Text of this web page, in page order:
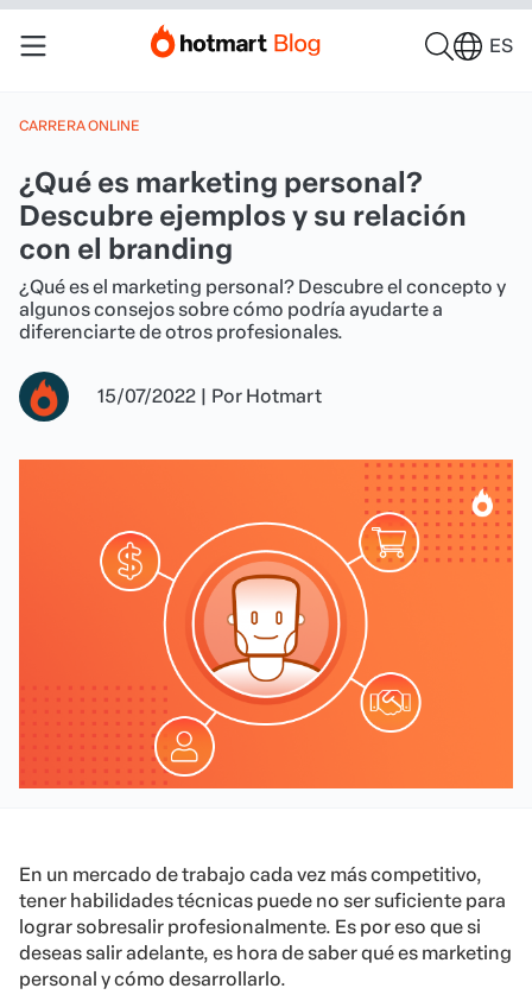
ES
CARRERA ONLINE
¿Qué es marketing personal?
Descubre ejemplos y su relación
con el branding
¿Qué es el marketing personal? Descubre el concepto y
algunos consejos sobre cómo podría ayudarte a
diferenciarte de otros profesionales.
15/07/2022 | Por Hotmart
En un mercado de trabajo cada vez más competitivo,
tener habilidades técnicas puede no ser suficiente para
lograr sobresalir profesionalmente. Es por eso que si
deseas salir adelante, es hora de saber qué es marketing
personal y cómo desarrollarlo.